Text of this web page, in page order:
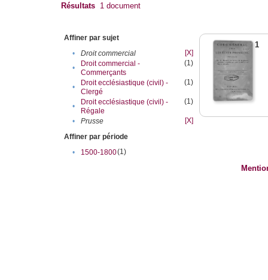
Résultats 1 document
Affiner par sujet
•
Droit commercial
[X]
•
Droit commercial -
Commerçants
(1)
•
Droit ecclésiastique (civil) -
Clergé
(1)
•
Droit ecclésiastique (civil) -
Régale
(1)
• Prusse
[X]
Affiner par période
•
1500-1800(1)
1